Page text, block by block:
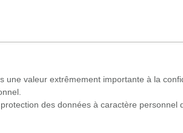
une valeur extrêmement importante à la
des données à caractère personnel